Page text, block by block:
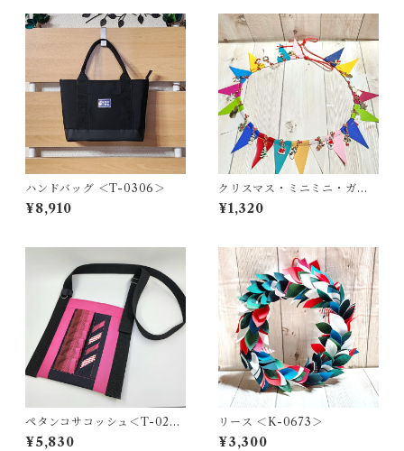
ハンドバッグ ＜T-0306＞
¥8,910
クリスマス・ミニミニ・ガー
ランド ＜K-0686＞
¥1,320
ペタンコサコッシュ＜T-0278
＞
¥5,830
リース ＜K-0673＞
¥3,300